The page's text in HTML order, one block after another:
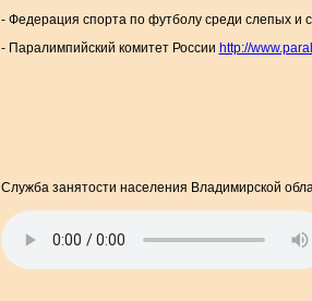
- Федерация спорта по футболу среди слепых и
- Паралимпийский комитет России http://
Служба занятости населения Владимирской